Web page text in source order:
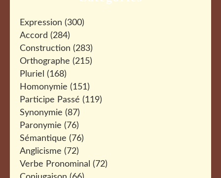
Expression (300)
Accord (284)
Construction (283)
Orthographe (215)
Pluriel (168)
Homonymie (151)
Participe Passé (119)
Synonymie (87)
Paronymie (76)
Sémantique (76)
Anglicisme (72)
Verbe Pronominal (72)